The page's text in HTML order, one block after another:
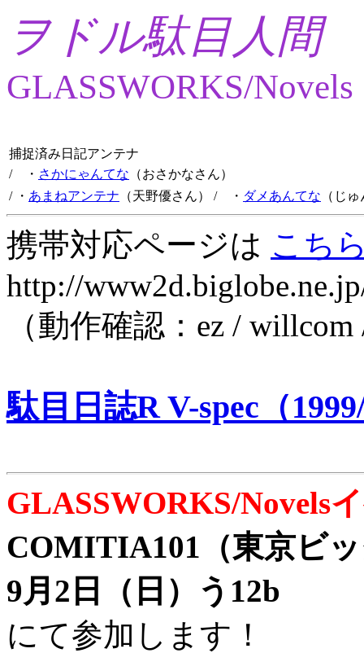
ヲドル駄目人間
GLASSWORKS/Novels
捕捉済み日記アンテナ
/ ・ さかにゃんてな （おさかなさん）
/ ・ あまねアンテナ （天野優さん） / ・ ダメあんてな （じ
携帯対応ページは こち
http://
（動作確認：ez /
駄目日誌R V-spec（
GLASSWORKS/Novels
COMITIA101（東京ビ
9月2日（日）う12b
にて参加します！